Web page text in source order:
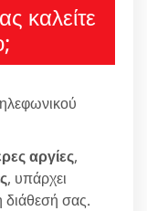
καλείτε
αργίες,
, υπάρχει
διάθεσή σας.